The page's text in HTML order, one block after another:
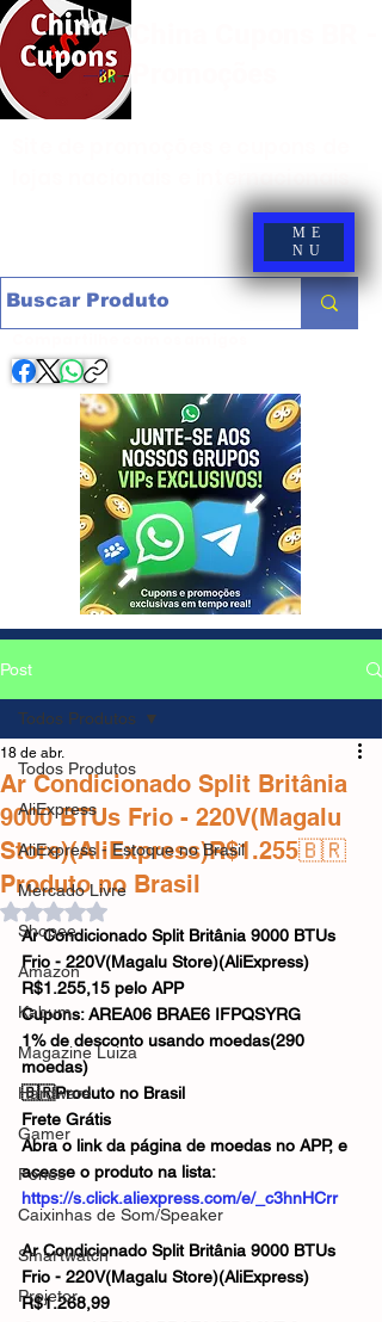
ME
NU
Post
Todos Produtos
AliExpress
AliExpress - Estoque no Brasil
Mercado Livre
Shopee
Amazon
Kabum
Magazine Luiza
Hardware
Gamer
Fones
Caixinhas de Som/Speaker
Smartwatch
Projetor
Todos Produtos
Ar Condicionado Split Britânia
9000 BTUs Frio - 220V(Magalu
Store)(AliExpress)R$1.255🇧🇷
Produto no Brasil
18 de abr.
Avaliado com NaN de 5 estrelas.
Ar Condicionado Split Britânia 9000 BTUs
Frio - 220V(Magalu Store)(AliExpress)
R$1.255,15 pelo APP
Cupons: AREA06 BRAE6 IFPQSYRG
1% de desconto usando moedas(290
moedas)
🇧🇷Produto no Brasil
Frete Grátis
Abra o link da página de moedas no APP, e
acesse o produto na lista:
https://s.click.aliexpress.com/e/_c3hnHCrr
Ar Condicionado Split Britânia 9000 BTUs
Frio - 220V(Magalu Store)(AliExpress)
R$1.268,99